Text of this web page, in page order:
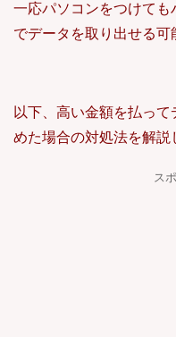
一応パソコンをつけても
でデータを取り出せる可
以下、高い金額を払っ
めた場合の対処法を解説
ス